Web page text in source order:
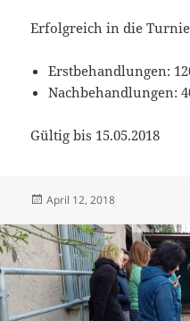
Erfolgreich in die
Erstbehandlungen:
Nachbehandlungen:
Gültig bis 15.05.2018
Veröffentlicht
April 12, 2018